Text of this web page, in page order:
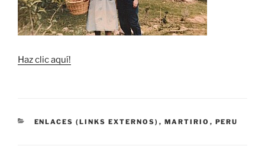
Haz clic aquí!
CATEGORÍAS
ENLACES (LINKS EXTERNOS) , MARTIRIO , PERU